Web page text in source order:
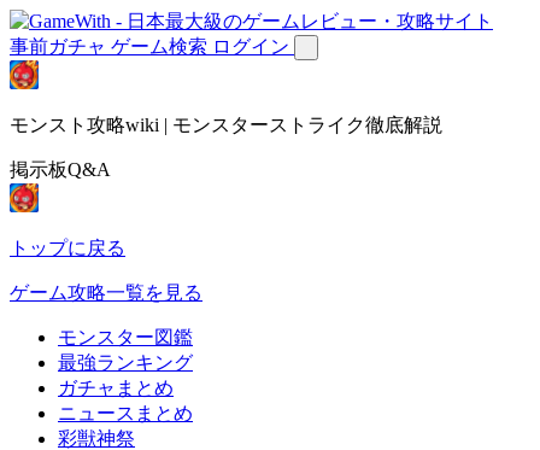
事前ガチャ ゲーム検索 ログイン
モンスト攻略wiki | モンスターストライク徹底解説
掲示板Q&A
トップに戻る
ゲーム攻略一覧を見る
モンスター図鑑
最強ランキング
ガチャまとめ
ニュースまとめ
彩獣神祭